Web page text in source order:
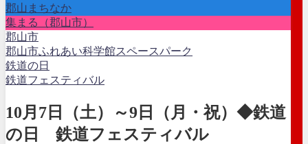
郡山まちなか
集まる（郡山市）
郡山市
郡山市ふれあい科学館スペースパーク
鉄道の日
鉄道フェスティバル
10月7日（土）～9日（月・祝）◆鉄道
の日 鉄道フェスティバル